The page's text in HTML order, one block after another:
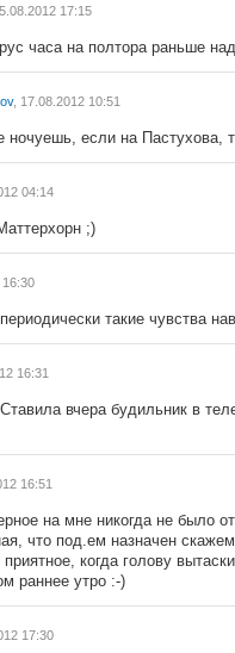
17:15
часа на полтора раньше
, 17.08.2012 10:51
ночуешь, если на Пастухова,
04:14
;)
16:30
такие чувства
16:31
вчера будильник в
16:51
на мне никогда не было
что под.ем назначен
когда голову
раннее утро :-)
17:30